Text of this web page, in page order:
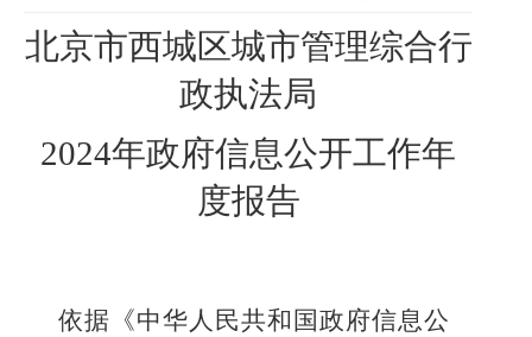
北京市西城区城市管理综合行
政执法局
2024年政府信息公开工作年
度报告
依据《中华人民共和国政府信息公